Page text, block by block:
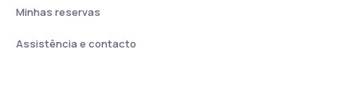
Minhas reservas
Assistência e contacto